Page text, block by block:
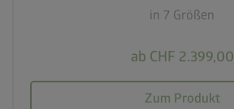
in 7 Größen
ab CHF 2.399,00
Zum Produkt